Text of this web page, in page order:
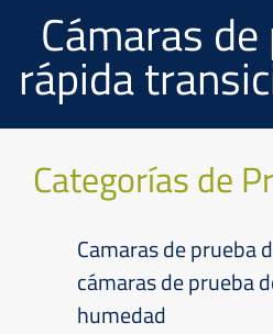
Cámaras
rápida
Categorías de
Camaras de prueba
cámaras de prueba
humedad